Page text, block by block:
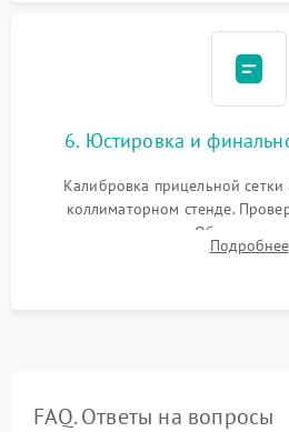
6. Юстировка и
Калибровка прицельной
коллиматорном стенде.
механизма поправок.
ударном стенде для проверки
Подробнее
FAQ. Ответы на вопросы